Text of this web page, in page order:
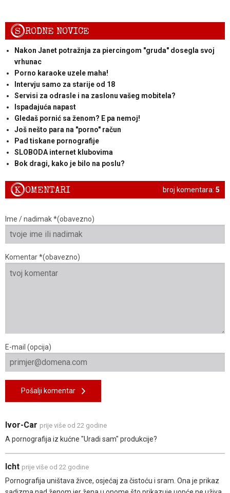
SRODNE NOVICE
Nakon Janet potražnja za piercingom "gruda" dosegla svoj
vrhunac
Porno karaoke uzele maha!
Intervju samo za starije od 18
Servisi za odrasle i na zaslonu vašeg mobitela?
Ispadajuća napast
Gledaš pornić sa ženom? E pa nemoj!
Još nešto para na "porno" račun
Pad tiskane pornografije
SLOBODA internet klubovima
Bok dragi, kako je bilo na poslu?
broj komentara: 5
KOMENTARI
Ime / nadimak *(obavezno)
Komentar *(obavezno)
E-mail (opcija)
Pošalji komentar
Ivor-Car prije više od 22 godine
A pornografija iz kućne "Uradi sam" produkcije?
Icht prije više od 22 godine
Pornografija uništava živce, osjećaj za čistoću i sram. Ona je prikaz